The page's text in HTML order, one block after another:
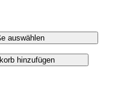
auswählen
hinzufügen